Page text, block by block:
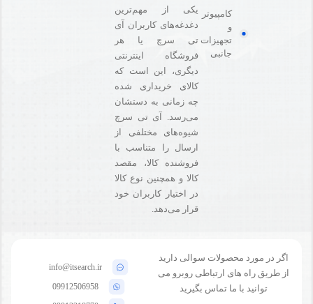
کامپیوتر
و
تجهیزات
جانبی
یکی از مهم‌ترین
دغدغه‌های کاربران آی
تی سرچ یا هر
فروشگاه‌ اینترنتی
دیگری، این است که
کالای خریداری شده
چه زمانی به دستشان
می‌رسد. آی تی سرچ
شیوه‌های مختلفی از
ارسال را متناسب با
فروشنده کالا،‌ مقصد
کالا و همچنین نوع کالا
در اختیار کاربران خود
قرار می‌دهد.
اگر در مورد محصولات سوالی دارید
از طریق راه های ارتباطی روبرو می
توانید با ما تماس بگیرید
info@itsearch.ir
09912506958